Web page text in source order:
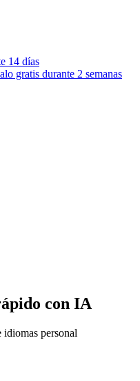
14 días
gratis durante 2 semanas
con IA
personal